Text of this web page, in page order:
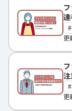
更
更